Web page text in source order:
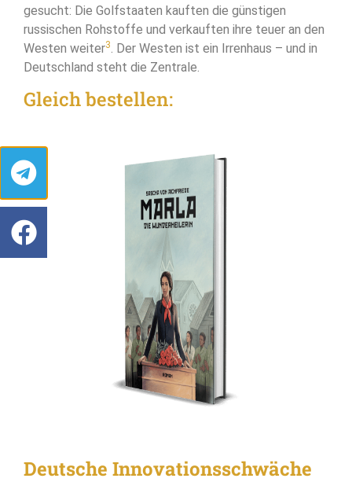
gesucht: Die Golfstaaten kauften die günstigen
russischen Rohstoffe und verkauften ihre teuer an den
Westen weiter3
. Der Westen ist ein Irrenhaus – und in
Deutschland steht die Zentrale.
Gleich bestellen:
Deutsche Innovationsschwäche